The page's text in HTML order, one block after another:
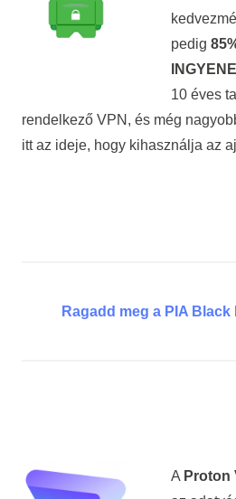
pedig
10 éves
rendelkező VPN, és még
itt az ideje, hogy kihasználja az
Ragadd meg a PIA
A Proton